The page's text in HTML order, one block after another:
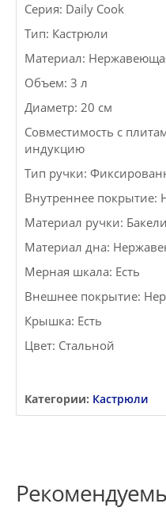
Серия: Daily Cook
Тип: Кастрюли
Материал:
Объем: 3 л
Диаметр: 20 см
Совместимость с
индукцию
Тип ручки:
Внутреннее покрытие:
Материал ручки:
Материал дна:
Мерная шкала: Есть
Внешнее покрытие:
Крышка: Есть
Цвет: Стальной
Категории: Кастрюли